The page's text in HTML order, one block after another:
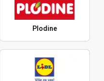
Plodine